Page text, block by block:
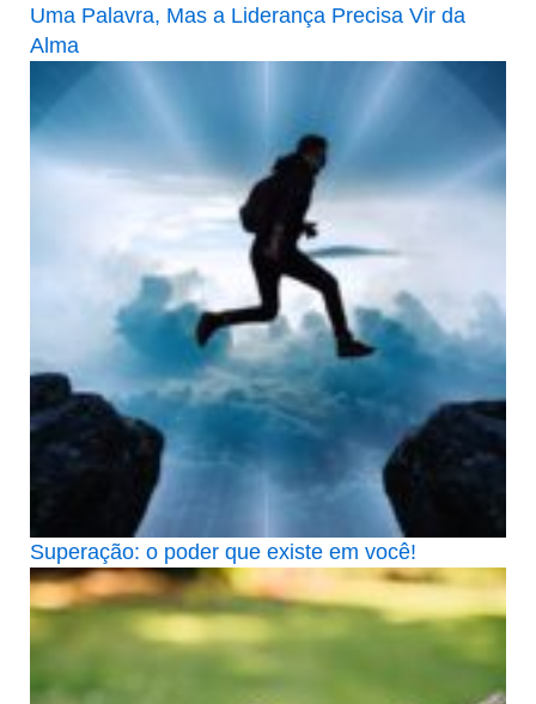
Uma Palavra, Mas a Liderança Precisa Vir da
Alma
Superação: o poder que existe em você!